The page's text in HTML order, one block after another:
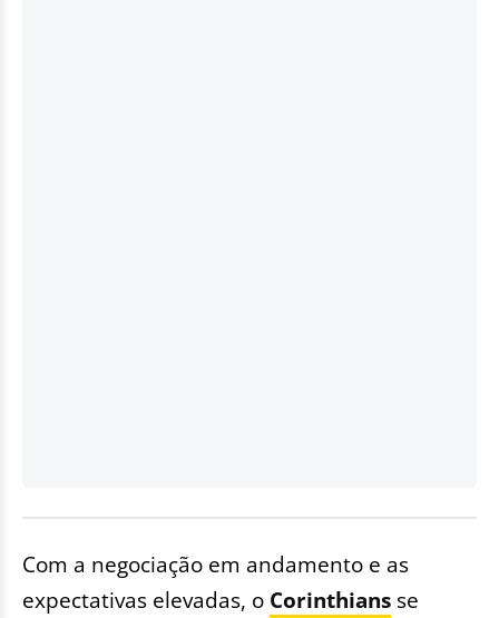
Com a negociação em andamento e as
expectativas elevadas, o Corinthians se